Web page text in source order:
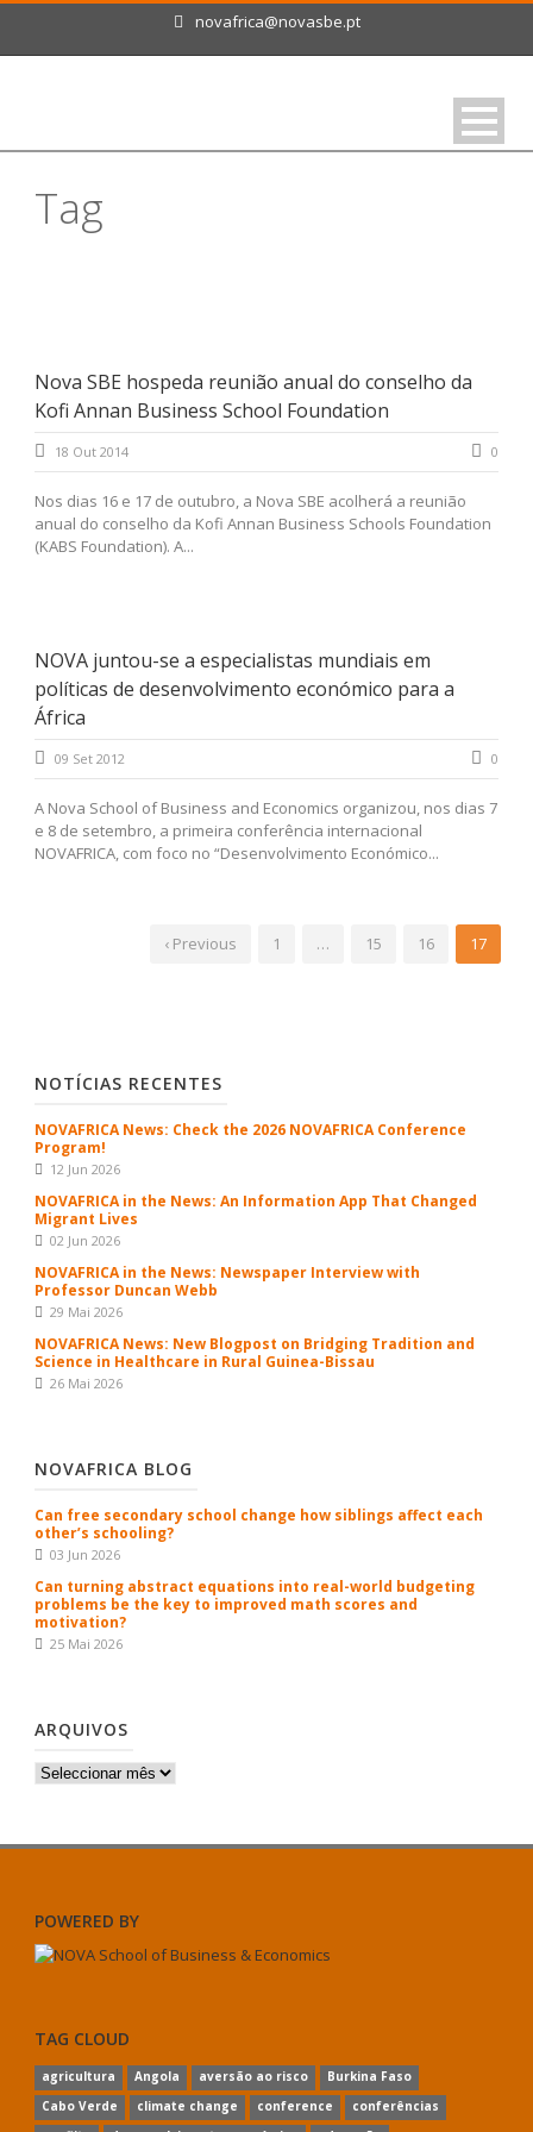
novafrica@novasbe.pt
Tag
Nova SBE hospeda reunião anual do conselho da
Kofi Annan Business School Foundation
18 Out 2014 0
Nos dias 16 e 17 de outubro, a Nova SBE acolherá a reunião
anual do conselho da Kofi Annan Business Schools Foundation
(KABS Foundation). A...
NOVA juntou-se a especialistas mundiais em
políticas de desenvolvimento económico para a
África
09 Set 2012 0
A Nova School of Business and Economics organizou, nos dias 7
e 8 de setembro, a primeira conferência internacional
NOVAFRICA, com foco no “Desenvolvimento Económico...
‹ Previous 1 … 15 16 17
NOTÍCIAS RECENTES
NOVAFRICA News: Check the 2026 NOVAFRICA Conference
Program!
12 Jun 2026
NOVAFRICA in the News: An Information App That Changed
Migrant Lives
02 Jun 2026
NOVAFRICA in the News: Newspaper Interview with
Professor Duncan Webb
29 Mai 2026
NOVAFRICA News: New Blogpost on Bridging Tradition and
Science in Healthcare in Rural Guinea-Bissau
26 Mai 2026
NOVAFRICA BLOG
Can free secondary school change how siblings affect each
other’s schooling?
03 Jun 2026
Can turning abstract equations into real-world budgeting
problems be the key to improved math scores and
motivation?
25 Mai 2026
ARQUIVOS
Arquivos
POWERED BY
TAG CLOUD
agricultura Angola aversão ao risco
Burkina Faso
Cabo Verde
climate change conference
conferências